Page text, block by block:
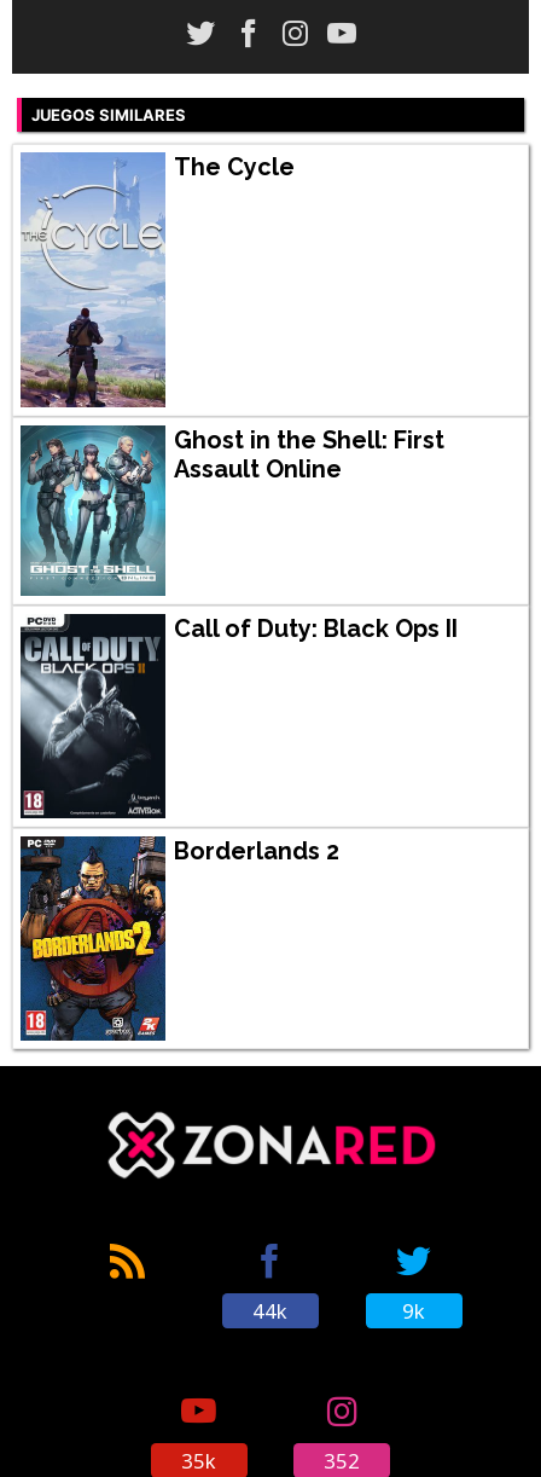
JUEGOS SIMILARES
The Cycle
Ghost in the Shell: First
Assault Online
Call of Duty: Black Ops II
Borderlands 2
44k 9k
35k 352